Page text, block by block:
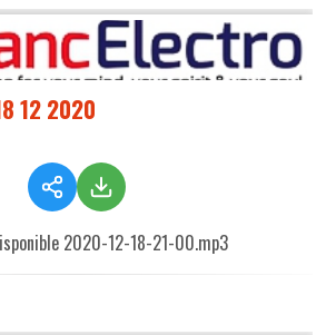
12 2020
2020-12-18-21-00.mp3